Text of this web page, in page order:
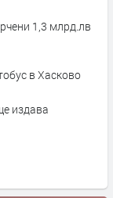
1,3 млрд.лв
в Хасково
издава